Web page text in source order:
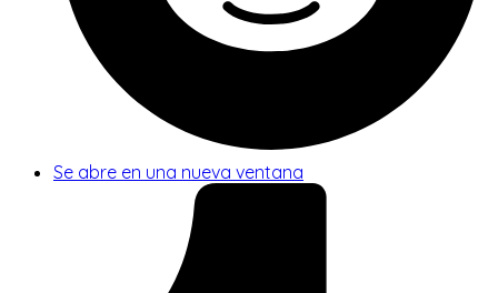
Se abre en una nueva ventana